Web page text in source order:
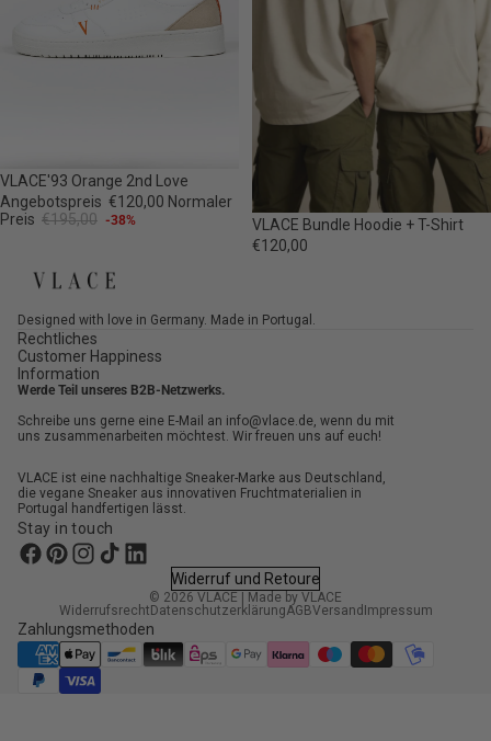
-38%
VLACE'93 Orange 2nd Love
Angebotspreis €120,00 Normaler
Preis €195,00 -38%
VLACE Bundle Hoodie + T-Shirt
€120,00
Designed with love in Germany. Made in Portugal.
Rechtliches
Customer Happiness
Information
Werde Teil unseres B2B-Netzwerks.
Schreibe uns gerne eine E-Mail an info@vlace.de, wenn du mit
uns zusammenarbeiten möchtest. Wir freuen uns auf euch!
VLACE ist eine nachhaltige Sneaker-Marke aus Deutschland,
die vegane Sneaker aus innovativen Fruchtmaterialien in
Portugal handfertigen lässt.
Stay in touch
Widerruf und Retoure
© 2026 VLACE
Made by VLACE
Widerrufsrecht DatenschutzerklärungAGBVersand Impressum
Zahlungsmethoden